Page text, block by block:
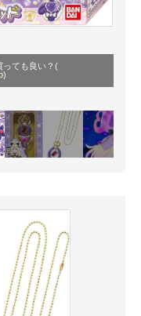
っても良い？(
)